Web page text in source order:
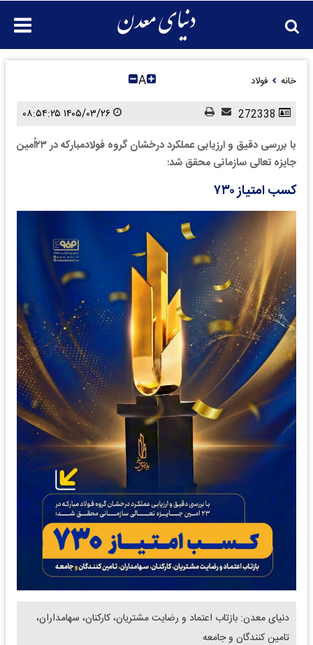
خانه فولاد A
با بررسی دقیق و ارزیابی عملکرد درخشان گروه فولاد‌مبارکه در ۲۳اُمین
جایزه تعالی سازمانی محقق شد؛
کسب امتیاز ۷۳۰
دنیای معدن: بازتاب اعتماد و رضایت مشتریان، کارکنان، سهامداران،
تامین کنندگان و جامعه